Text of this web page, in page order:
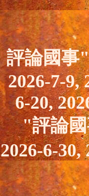
評論國
2026-7-9,
6-20,
"評論
2026-6-30,